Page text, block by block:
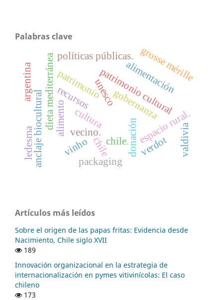
Palabras clave
alimentación
patrimonio
cultura
unesco
dieta mediterráneaalimento donación
vecino.
gobernanza
anclaje biocultural
políticas públicas.
recursos
espacio rural.
argentina patrimonio cultural
chile.
chile verdot
grosse mérille
valdivia
ledesma vinho
packaging
Artículos más leídos
Sobre el origen de las papas fritas: Evidencia desde
Nacimiento, Chile siglo XVII
189
Innovación organizacional en la estrategia de
internacionalización en pymes vitivinícolas: El caso
chileno
173